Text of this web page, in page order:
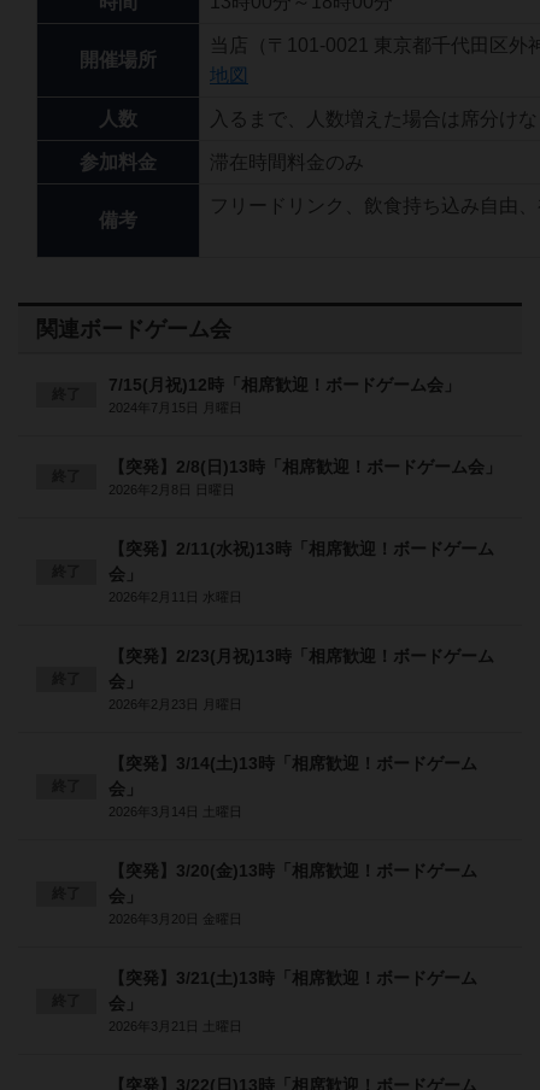
開催場所
当店（〒101-0021 東京都千代田区外
地図
人数 入るまで、人数増えた場合は席分け
参加料金 滞在時間料金のみ
備考
フリードリンク、飲食持ち込み自由
関連ボードゲーム会
7/15(月祝)12時「相席歓迎！ボードゲーム会」
2024年7月15日 月曜日
【突発】2/8(日)13時「相席歓迎！ボードゲーム会」
2026年2月8日 日曜日
【突発】2/11(水祝)13時「相席歓迎！ボードゲーム
会」
2026年2月11日 水曜日
【突発】2/23(月祝)13時「相席歓迎！ボードゲーム
会」
2026年2月23日 月曜日
【突発】3/14(土)13時「相席歓迎！ボードゲーム
会」
2026年3月14日 土曜日
【突発】3/20(金)13時「相席歓迎！ボードゲーム
会」
2026年3月20日 金曜日
【突発】3/21(土)13時「相席歓迎！ボードゲーム
会」
2026年3月21日 土曜日
【突発】3/22(日)13時「相席歓迎！ボードゲーム